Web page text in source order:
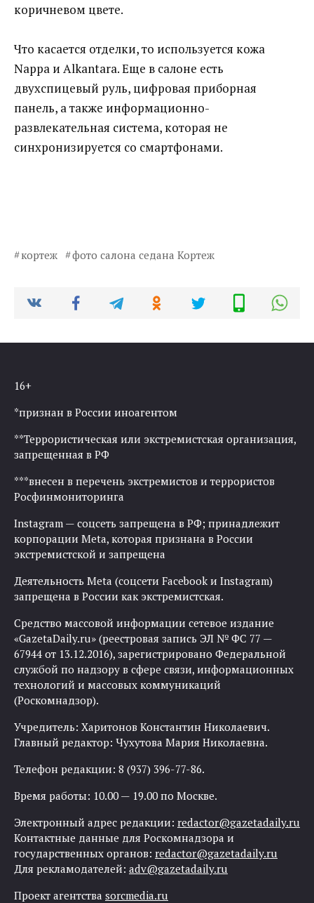
коричневом цвете.
Что касается отделки, то используется кожа
Nappa и Alkantara. Еще в салоне есть
двухспицевый руль, цифровая приборная
панель, а также информационно-
развлекательная система, которая не
синхронизируется со смартфонами.
кортеж фото салона седана Кортеж
16+
*признан в России иноагентом
**Террористическая или экстремистская организация,
запрещенная в РФ
***внесен в перечень экстремистов и террористов
Росфинмониторинга
Instagram — соцсеть запрещена в РФ; принадлежит
корпорации Meta, которая признана в России
экстремистской и запрещена
Деятельность Meta (соцсети Facebook и Instagram)
запрещена в России как экстремистская.
Средство массовой информации сетевое издание
«GazetaDaily.ru» (реестровая запись ЭЛ № ФС 77 —
67944 от 13.12.2016), зарегистрировано Федеральной
службой по надзору в сфере связи, информационных
технологий и массовых коммуникаций
(Роскомнадзор).
Учредитель: Харитонов Константин Николаевич.
Главный редактор: Чухутова Мария Николаевна.
Телефон редакции: 8 (937) 396-77-86.
Время работы: 10.00 — 19.00 по Москве.
Электронный адрес редакции: redactor@gazetadaily.ru
Контактные данные для Роскомнадзора и
государственных органов: redactor@gazetadaily.ru
Для рекламодателей: adv@gazetadaily.ru
Проект агентства sorcmedia.ru